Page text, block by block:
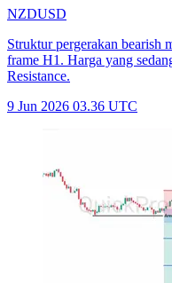
NZDUSD
Struktur pergerakan bearish
frame H1. Harga yang
Resistance.
9 Jun 2026 03.36 UTC